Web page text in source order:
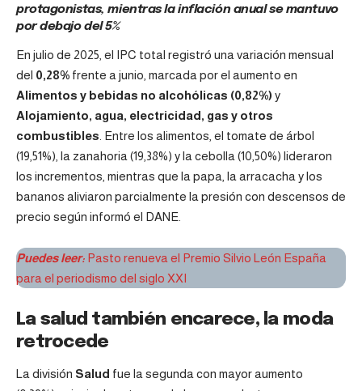
protagonistas, mientras la inflación anual se mantuvo
por debajo del 5%
En julio de 2025, el IPC total registró una variación mensual
del 0,28% frente a junio, marcada por el aumento en
Alimentos y bebidas no alcohólicas (0,82%) y
Alojamiento, agua, electricidad, gas y otros
combustibles. Entre los alimentos, el tomate de árbol
(19,51%), la zanahoria (19,38%) y la cebolla (10,50%) lideraron
los incrementos, mientras que la papa, la arracacha y los
bananos aliviaron parcialmente la presión con descensos de
precio según informó el DANE.
Puedes leer: Pasto renueva el Premio Silvio León España
para el periodismo del siglo XXI
La salud también encarece, la moda
retrocede
La división Salud fue la segunda con mayor aumento